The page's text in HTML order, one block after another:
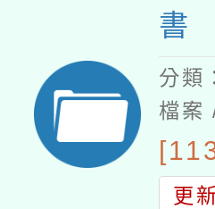
書
分類
檔案
更